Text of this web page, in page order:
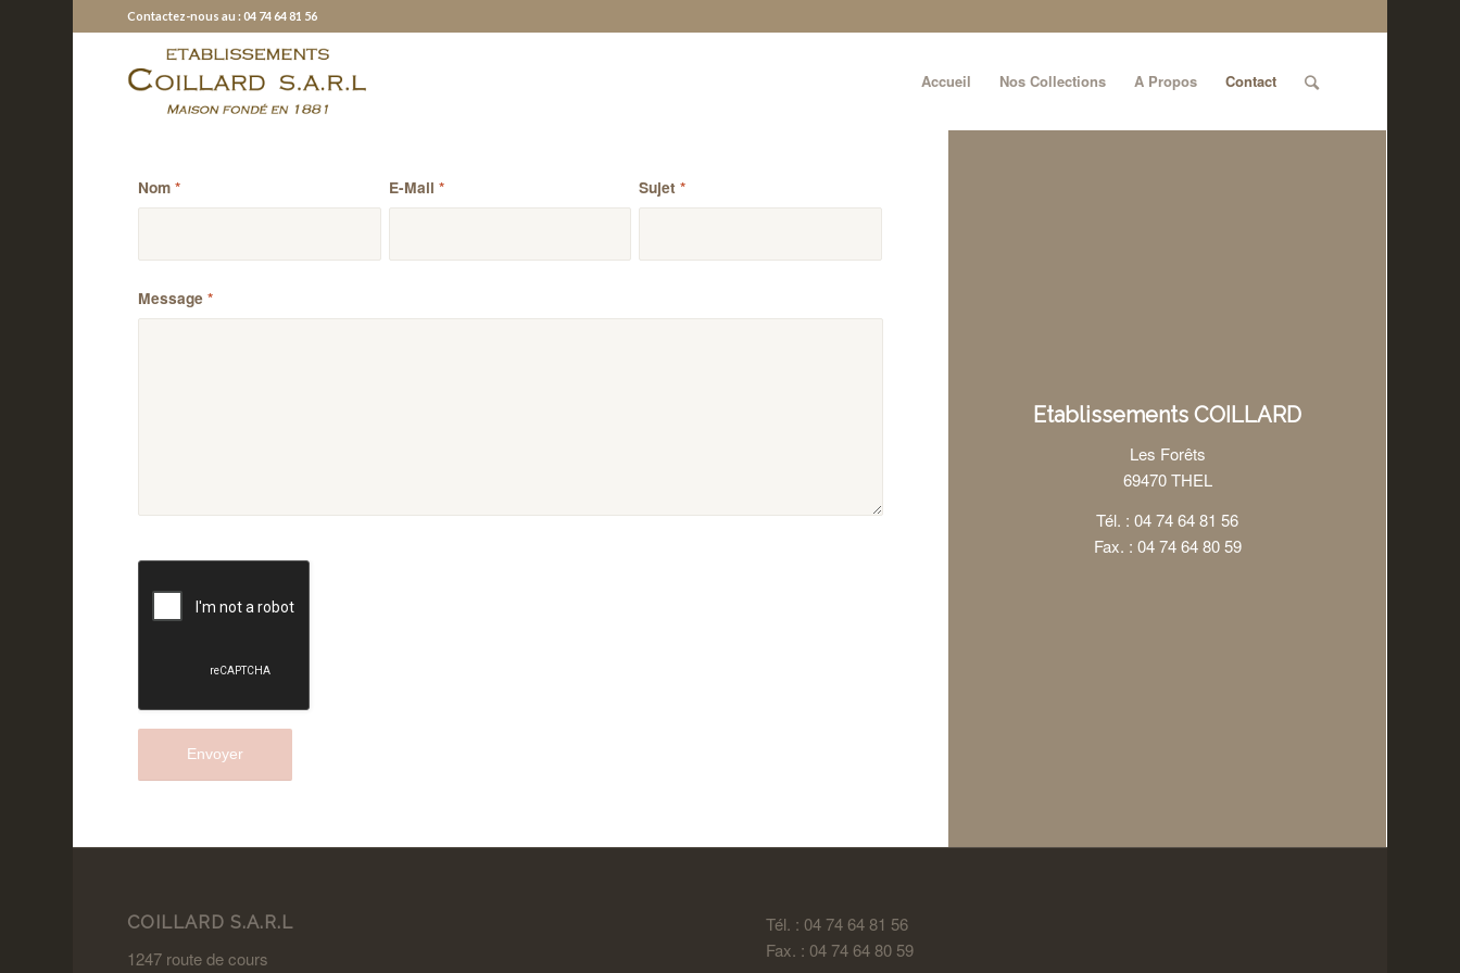
Contactez-nous au : 04 74 64 81 56
Accueil Nos Collections A Propos Contact
Nom* E-Mail * Sujet*
Message*
Etablissements COILLARD
Les Forêts
69470 THEL
Tél. : 04 74 64 81 56
Fax. : 04 74 64 80 59
COILLARD S.A.R.L
1247 route de cours
Tél. : 04 74 64 81 56
Fax. : 04 74 64 80 59